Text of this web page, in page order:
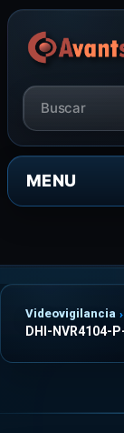
MENU
Videovigilancia
DHI-NVR4104-